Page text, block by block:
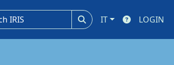
IT LOGIN